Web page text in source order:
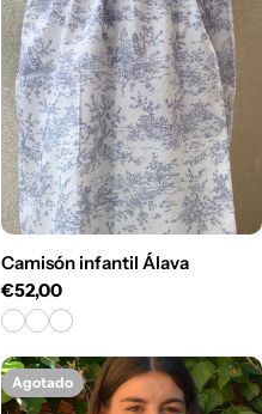
Camisón infantil Álava
Precio
habitual
€52,00
Agotado